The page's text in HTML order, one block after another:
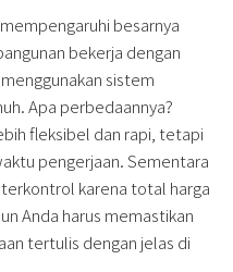
besarnya
bekerja dengan
sistem
Apa perbedaannya?
fleksibel dan rapi, tetapi
pengerjaan. Sementara
karena total harga
Anda harus memastikan
tertulis dengan jelas di